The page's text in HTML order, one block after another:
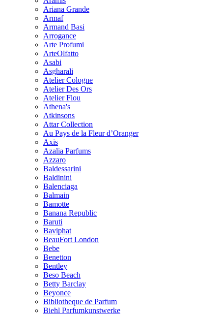
Ariana Grande
Armaf
Armand Basi
Arrogance
Arte Profumi
ArteOlfatto
Asabi
Asgharali
Atelier Cologne
Atelier Des Ors
Atelier Flou
Athena's
Atkinsons
Attar Collection
Au Pays de la Fleur d’Oranger
Axis
Azalia Parfums
Azzaro
Baldessarini
Baldinini
Balenciaga
Balmain
Bamotte
Banana Republic
Baruti
Baviphat
BeauFort London
Bebe
Benetton
Bentley
Beso Beach
Betty Barclay
Beyonce
Bibliotheque de Parfum
Biehl Parfumkunstwerke